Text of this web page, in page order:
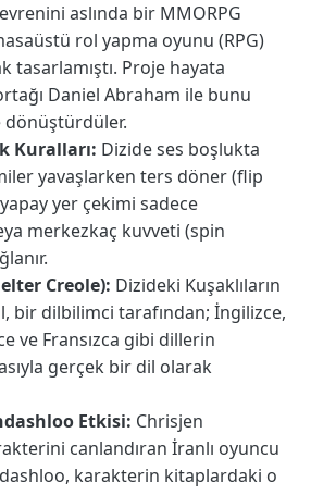
aslında bir MMORPG
rol yapma oyunu (RPG)
tasarlamıştı. Proje hayata
Daniel Abraham ile bunu
dönüştürdüler.
Kuralları: Dizide ses boşlukta
yavaşlarken ters döner (flip
yer çekimi sadece
merkezkaç kuvveti (spin
Creole): Dizideki Kuşaklıların
bir dilbilimci tarafından; İngilizce,
ve Fransızca gibi dillerin
gerçek bir dil olarak
Etkisi: Chrisjen
canlandıran İranlı oyuncu
karakterin kitaplardaki o